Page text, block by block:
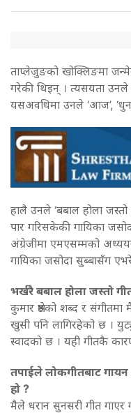
ताप्लेजुङको खोक्लिङमा
गरेकी थिइन् । त्यसयता उनले
यसअवधिमा उनले ‘आज’,
हालै उनले ‘बबाल होला
पार गरिसकेकी गायिका
अंग्रेजीमा एमएसम्मको
गायिका जसोदा सुब्बासँग
भर्खरै बबाल होला जस्तो
कुमार श्रेष्ठको शब्द र
खुसी पनि लागिरहेको छ ।
स्वादको छ । यही गीतकै
तपाईले लोकगीतबाट गायन
हो ?
मैले धरान सुनसरी गीत गाएर